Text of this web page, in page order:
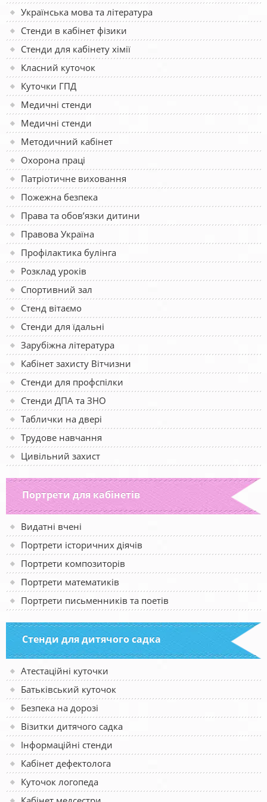
Українська мова та література
Стенди в кабінет фізики
Стенди для кабінету хімії
Класний куточок
Куточки ГПД
Медичні стенди
Медичні стенди
Методичний кабінет
Охорона праці
Патріотичне виховання
Пожежна безпека
Права та обов’язки дитини
Правова Україна
Профілактика булінга
Розклад уроків
Спортивний зал
Стенд вітаємо
Стенди для їдальні
Зарубіжна література
Кабінет захисту Вітчизни
Стенди для профспілки
Стенди ДПА та ЗНО
Таблички на двері
Трудове навчання
Цивільний захист
Портрети для кабінетів
Видатні вчені
Портрети історичних діячів
Портрети композиторів
Портрети математиків
Портрети письменників та поетів
Стенди для дитячого садка
Атестаційні куточки
Батьківський куточок
Безпека на дорозі
Візитки дитячого садка
Інформаційні стенди
Кабінет дефектолога
Куточок логопеда